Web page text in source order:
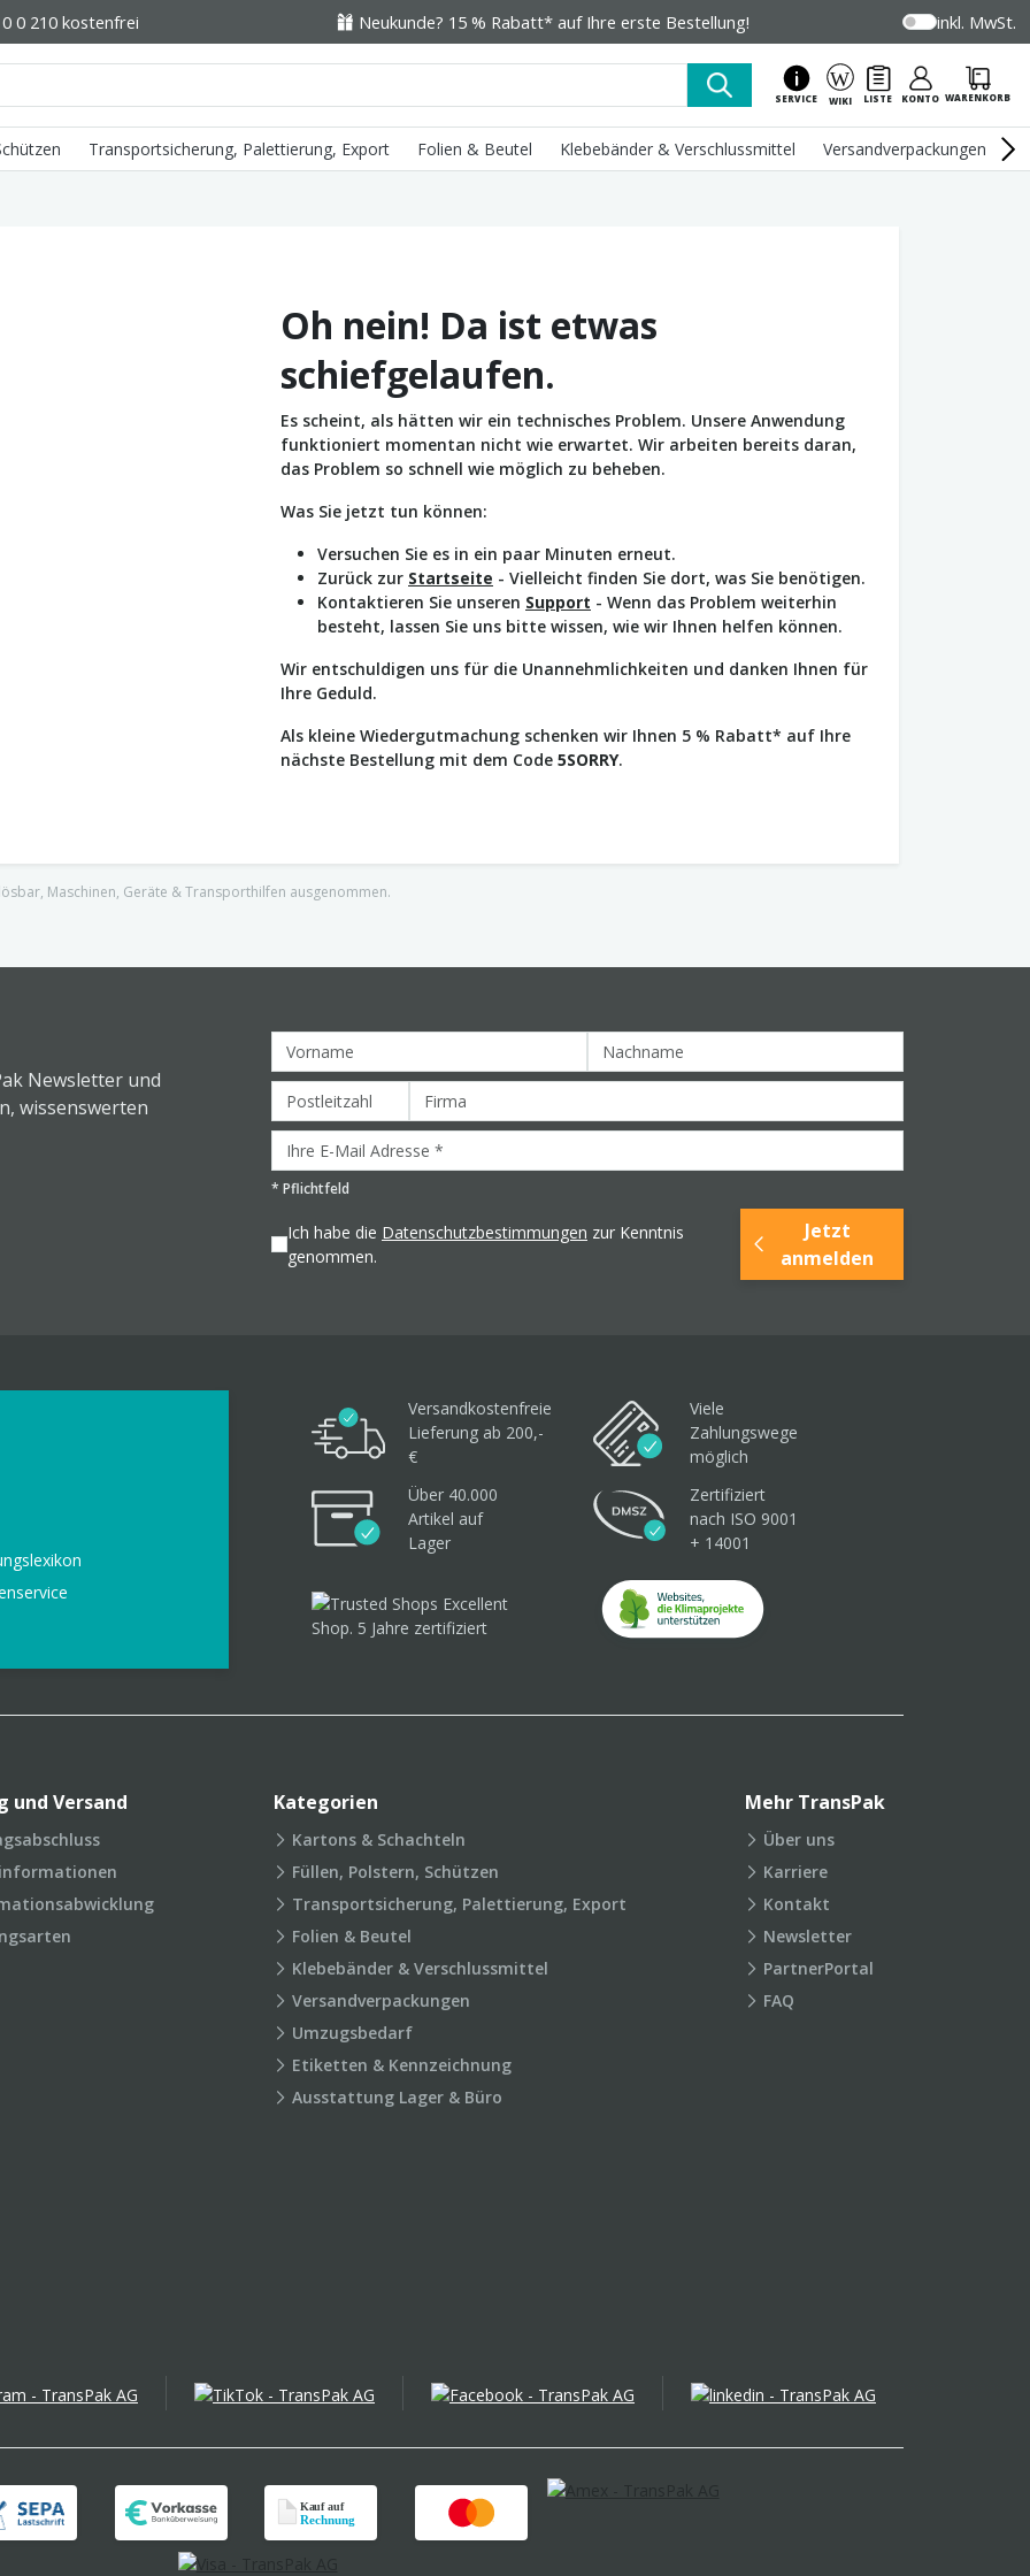
0 210 kostenfrei Neukunde? 15 % Rabatt* auf Ihre erste Bestellung! inkl. MwSt.
SERVICE WIKI LISTE KONTO WARENKORB
Transportsicherung, Palettierung, Export Folien & Beutel Klebebänder & Verschlussmittel Versandverpackungen
Oh nein! Da ist etwas
schiefgelaufen.
Es scheint, als hätten wir ein technisches Problem. Unsere Anwendung
funktioniert momentan nicht wie erwartet. Wir arbeiten bereits daran,
das Problem so schnell wie möglich zu beheben.
Was Sie jetzt tun können:
Versuchen Sie es in ein paar Minuten erneut.
Zurück zur Startseite - Vielleicht finden Sie dort, was Sie benötigen.
Kontaktieren Sie unseren Support - Wenn das Problem weiterhin
besteht, lassen Sie uns bitte wissen, wie wir Ihnen helfen können.
Wir entschuldigen uns für die Unannehmlichkeiten und danken Ihnen für
Ihre Geduld.
Als kleine Wiedergutmachung schenken wir Ihnen 5 % Rabatt* auf Ihre
nächste Bestellung mit dem Code 5SORRY.
Maschinen, Geräte & Transporthilfen ausgenommen.
Newsletter und
wissenswerten
* Pflichtfeld
Ich habe die Datenschutzbestimmungen zur Kenntnis
genommen.
Jetzt
anmelden
Versandkostenfreie
Lieferung ab 200,-
€
Viele
Zahlungswege
möglich
Über 40.000
Artikel auf
Lager
Zertifiziert
nach ISO 9001
+ 14001
und Versand Kategorien
Kartons & Schachteln
Füllen, Polstern, Schützen
Transportsicherung, Palettierung, Export
Folien & Beutel
Klebebänder & Verschlussmittel
Versandverpackungen
Umzugsbedarf
Etiketten & Kennzeichnung
Ausstattung Lager & Büro
Mehr TransPak
Über uns
Karriere
Kontakt
Newsletter
PartnerPortal
FAQ